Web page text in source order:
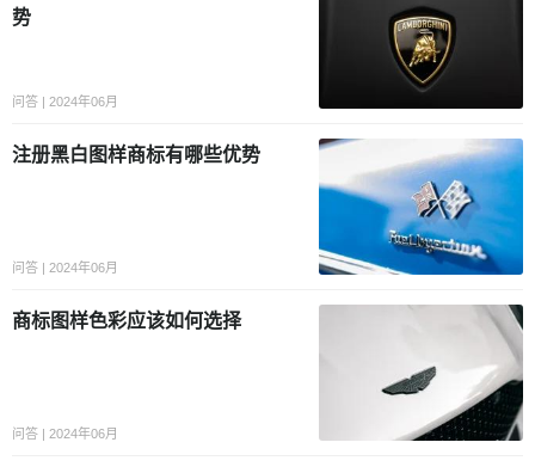
势
问答 | 2024年06月
注册黑白图样商标有哪些优势
问答 | 2024年06月
商标图样色彩应该如何选择
问答 | 2024年06月